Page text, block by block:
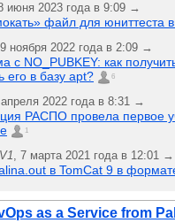
июня 2023 года в 9:09 →
файл для юниттеста
ноября 2022 года в 2:09 →
с NO_PUBKEY: как
его в базу apt?
6
2022 года в 8:31 →
РАСПО провела первое
1
, 7 марта 2021 года в 12:01 →
в TomCat 9 в
as a Service from